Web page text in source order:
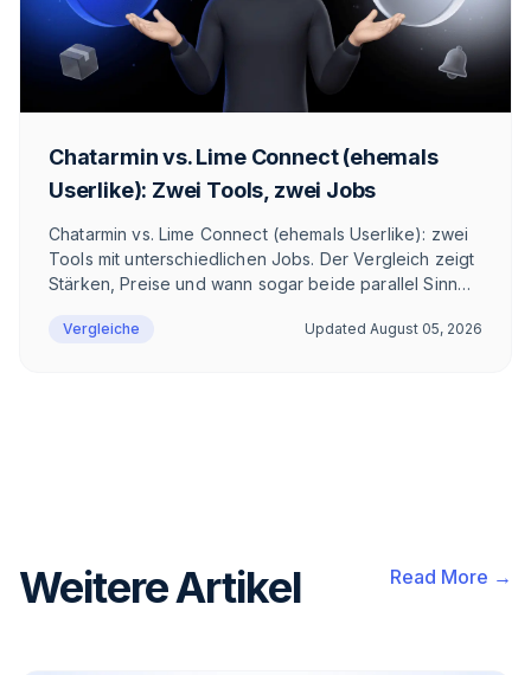
Chatarmin vs. Lime Connect (ehemals
Userlike): Zwei Tools, zwei Jobs
Chatarmin vs. Lime Connect (ehemals Userlike): zwei
Tools mit unterschiedlichen Jobs. Der Vergleich zeigt
Stärken, Preise und wann sogar beide parallel Sinn
Vergleiche Updated August 05, 2026
Weitere Artikel Read More →